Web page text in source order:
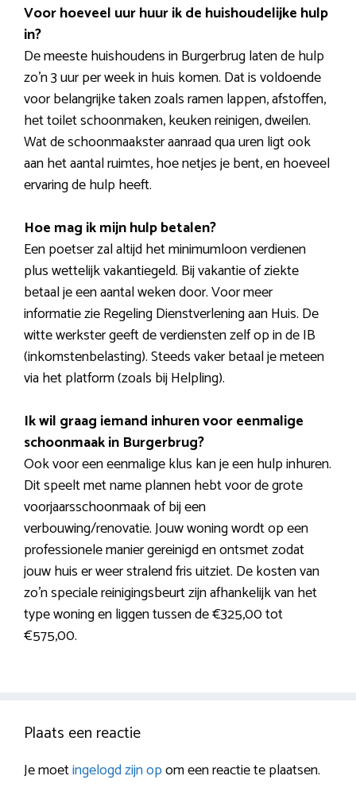
Voor hoeveel uur huur ik de huishoudelijke hulp
in?
De meeste huishoudens in Burgerbrug laten de hulp
zo’n 3 uur per week in huis komen. Dat is voldoende
voor belangrijke taken zoals ramen lappen, afstoffen,
het toilet schoonmaken, keuken reinigen, dweilen.
Wat de schoonmaakster aanraad qua uren ligt ook
aan het aantal ruimtes, hoe netjes je bent, en hoeveel
ervaring de hulp heeft.
Hoe mag ik mijn hulp betalen?
Een poetser zal altijd het minimumloon verdienen
plus wettelijk vakantiegeld. Bij vakantie of ziekte
betaal je een aantal weken door. Voor meer
informatie zie Regeling Dienstverlening aan Huis. De
witte werkster geeft de verdiensten zelf op in de IB
(inkomstenbelasting). Steeds vaker betaal je meteen
via het platform (zoals bij Helpling).
Ik wil graag iemand inhuren voor eenmalige
schoonmaak in Burgerbrug?
Ook voor een eenmalige klus kan je een hulp inhuren.
Dit speelt met name plannen hebt voor de grote
voorjaarsschoonmaak of bij een
verbouwing/renovatie. Jouw woning wordt op een
professionele manier gereinigd en ontsmet zodat
jouw huis er weer stralend fris uitziet. De kosten van
zo’n speciale reinigingsbeurt zijn afhankelijk van het
type woning en liggen tussen de €325,00 tot
€575,00.
Plaats een reactie
Je moetingelogd zijn opom een reactie te plaatsen.